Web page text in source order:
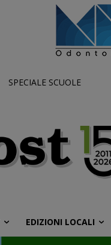
SPECIALE SCUOLE
EDIZIONI LOCALI